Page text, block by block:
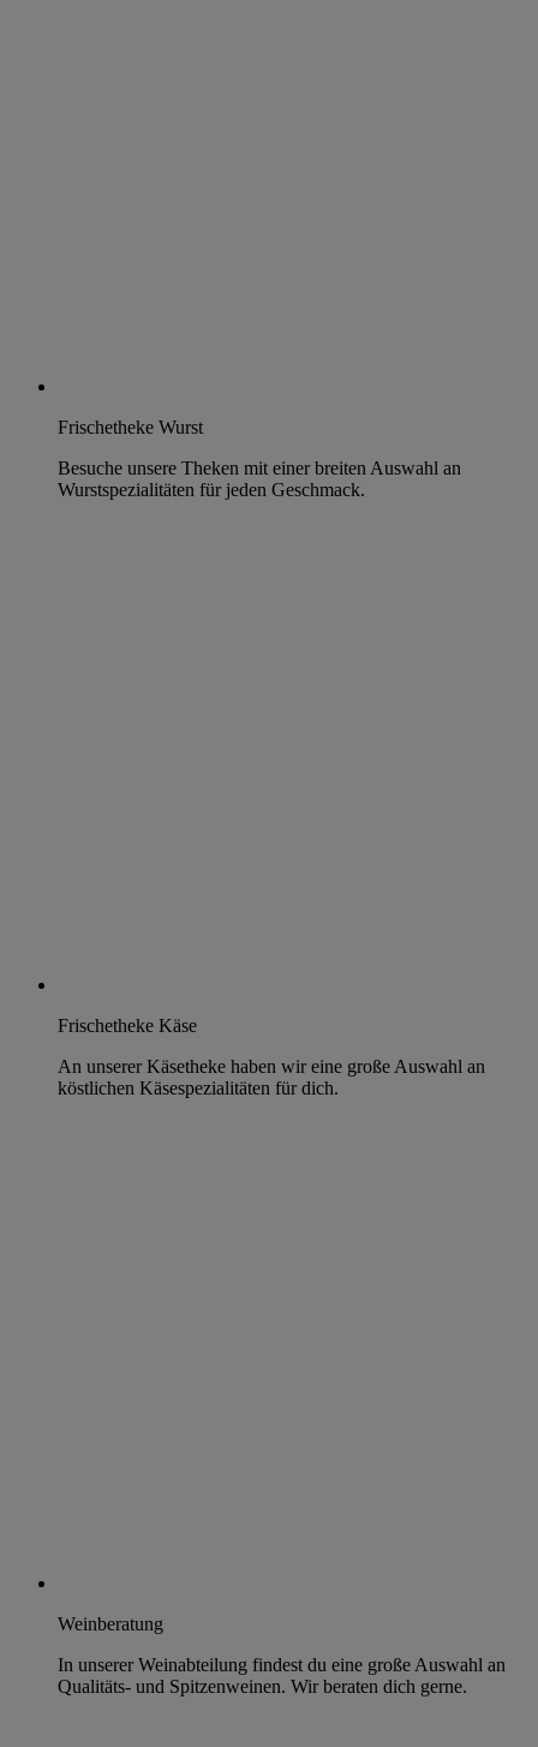
Frischetheke Wurst
Besuche unsere Theken mit einer breiten Auswahl an
Wurstspezialitäten für jeden Geschmack.
Frischetheke Käse
An unserer Käsetheke haben wir eine große Auswahl an
köstlichen Käsespezialitäten für dich.
Weinberatung
In unserer Weinabteilung findest du eine große Auswahl an
Qualitäts- und Spitzenweinen. Wir beraten dich gerne.